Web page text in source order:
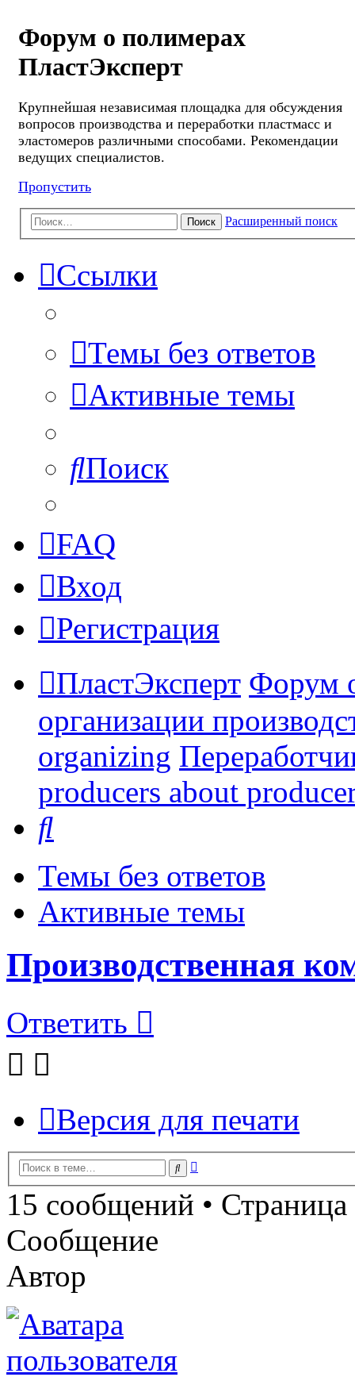
Форум о полимерах
ПластЭксперт
Крупнейшая независимая площадка для обсуждения
вопросов производства и переработки пластмасс и
эластомеров различными способами. Рекомендации
ведущих специалистов.
Пропустить
Поиск Расширенный поиск
Ссылки
Темы без ответов
Активные темы
Поиск
FAQ
Вход
Регистрация
ПластЭксперт Форум
организации
organizing
producers about
Темы без ответов
Активные темы
Производственная
Ответить
Версия для печати
Поиск
15 сообщений • Страница
Сообщение
Автор